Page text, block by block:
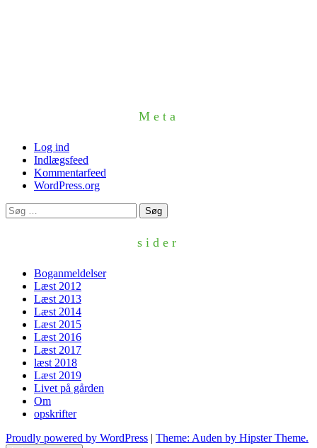
Meta
Log ind
Indlægsfeed
Kommentarfeed
WordPress.org
Søg
efter:
sider
Boganmeldelser
Læst 2012
Læst 2013
Læst 2014
Læst 2015
Læst 2016
Læst 2017
læst 2018
Læst 2019
Livet på gården
Om
opskrifter
Proudly powered by WordPress | Theme: Auden by Hipster Theme.